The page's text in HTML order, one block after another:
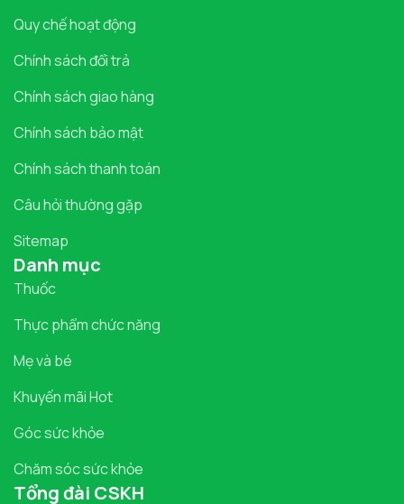
Quy chế hoạt động
Chính sách đổi trả
Chính sách giao hàng
Chính sách bảo mật
Chính sách thanh toán
Câu hỏi thường gặp
Sitemap
Danh mục
Thuốc
Thực phẩm chức năng
Mẹ và bé
Khuyến mãi Hot
Góc sức khỏe
Chăm sóc sức khỏe
Tổng đài CSKH